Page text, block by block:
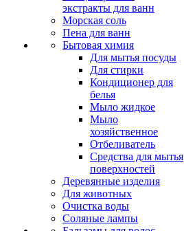
экстракты для ванн
Морская соль
Пена для ванн
Бытовая химия
Для мытья посуды
Для стирки
Кондиционер для
белья
Мыло жидкое
Мыло
хозяйственное
Отбеливатель
Средства для мытья
поверхностей
Деревянные изделия
Для животных
Очистка воды
Соляные лампы